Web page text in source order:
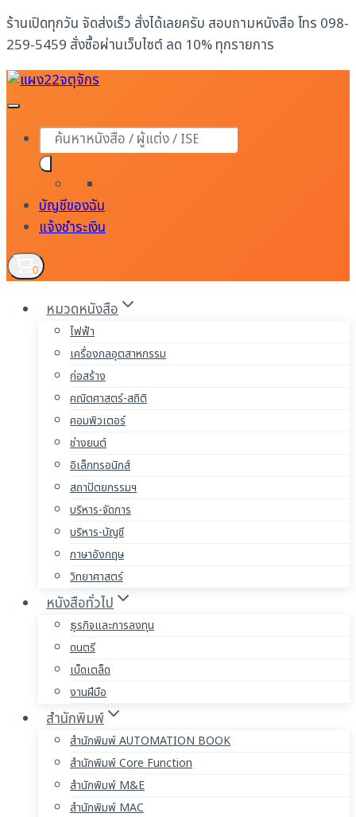
Skip
to
content
ร้านเปิดทุกวัน จัดส่งเร็ว สั่งได้เลยครับ สอบถามหนังสือ โทร 098-
259-5459 สั่งซื้อผ่านเว็บไซต์ ลด 10% ทุกรายการ
Products
search
บัญชีของฉัน
แจ้งชำระเงิน
0
หมวดหนังสือ
ไฟฟ้า
เครื่องกลอุตสาหกรรม
ก่อสร้าง
คณิตศาสตร์-สถิติ
คอมพิวเตอร์
ช่างยนต์
อิเล็กทรอนิกส์
สถาปัตยกรรมฯ
บริหาร-จัดการ
บริหาร-บัญชี
ภาษาอังกฤษ
วิทยาศาสตร์
หนังสือทั่วไป
ธุรกิจและการลงทุน
ดนตรี
เบ็ดเตล็ด
งานฝีมือ
สำนักพิมพ์
สำนักพิมพ์ AUTOMATION BOOK
สำนักพิมพ์ Core Function
สำนักพิมพ์ M&E
สำนักพิมพ์ MAC